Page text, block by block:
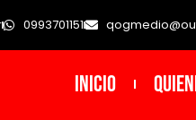
0993701151
INICIO